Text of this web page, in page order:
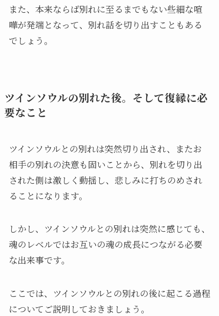
また、本来ならば別れに至るまでもない些細な喧
嘩が発端となって、別れ話を切り出すこともある
でしょう。
ツインソウルの別れた後。そして復縁に必
要なこと
ツインソウルとの別れは突然切り出され、またお
相手の別れの決意も固いことから、別れを切り出
された側は激しく動揺し、悲しみに打ちのめされ
ることになります。
しかし、ツインソウルとの別れは突然に感じても、
魂のレベルではお互いの魂の成長につながる必要
な出来事です。
ここでは、ツインソウルとの別れの後に起こる過程
についてご説明しておきましょう。